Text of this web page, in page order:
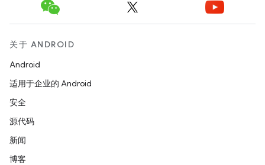
关于 ANDROID
Android
适用于企业的 Android
安全
源代码
新闻
博客